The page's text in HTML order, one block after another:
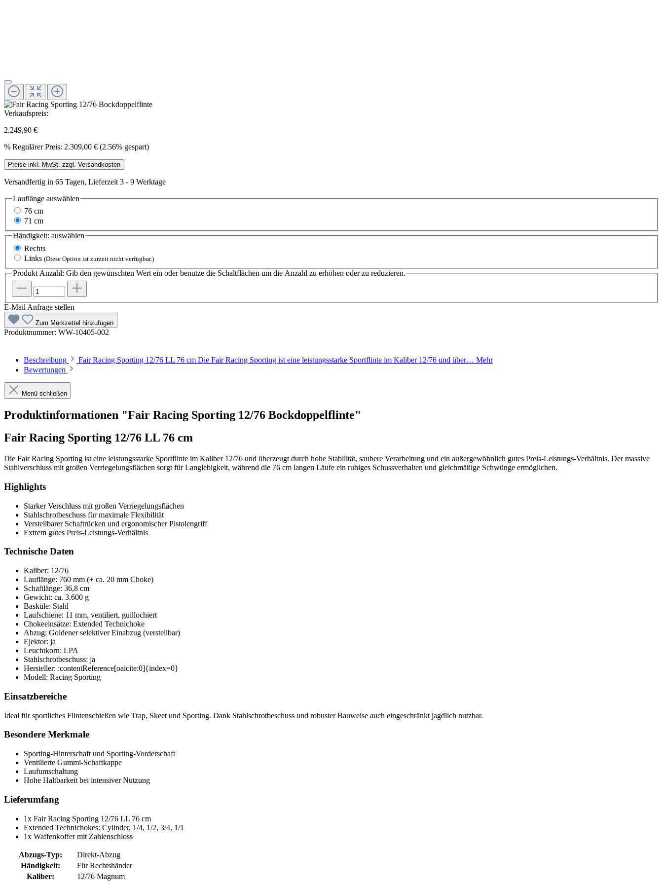
Verkaufspreis:
2.249,90 €
% Regulärer Preis: 2.309,00 € (2.56% gespart)
Preise inkl. MwSt. zzgl. Versandkosten
Versandfertig in 65 Tagen, Lieferzeit 3 - 9 Werktage
Lauflänge auswählen
76 cm
71 cm
Händigkeit: auswählen
Rechts
Links (Diese Option ist zurzeit nicht verfügbar.)
Produkt Anzahl: Gib den gewünschten Wert ein oder benutze die Schaltflächen um die Anzahl zu erhöhen oder zu reduzieren.
E-Mail Anfrage stellen
Zum Merkzettel hinzufügen
Produktnummer: WW-10405-002
Beschreibung Fair Racing Sporting 12/76 LL 76 cm Die Fair Racing Sporting ist eine leistungsstarke Sportflinte im Kaliber 12/76 und über… Mehr
Bewertungen
Menü schließen
Produktinformationen "Fair Racing Sporting 12/76 Bockdoppelflinte"
Fair Racing Sporting 12/76 LL 76 cm
Die Fair Racing Sporting ist eine leistungsstarke Sportflinte im Kaliber 12/76 und überzeugt durch hohe Stabilität, saubere Verarbeitung und ein außergewöhnlich gutes Preis-Leistungs-Verhältnis. Der massive
Stahlverschluss mit großen Verriegelungsflächen sorgt für Langlebigkeit, während die 76 cm langen Läufe ein ruhiges Schussverhalten und gleichmäßige Schwünge ermöglichen.
Highlights
Starker Verschluss mit großen Verriegelungsflächen
Stahlschrotbeschuss für maximale Flexibilität
Verstellbarer Schaftrücken und ergonomischer Pistolengriff
Extrem gutes Preis-Leistungs-Verhältnis
Technische Daten
Kaliber: 12/76
Lauflänge: 760 mm (+ ca. 20 mm Choke)
Schaftlänge: 36,8 cm
Gewicht: ca. 3.600 g
Basküle: Stahl
Laufschiene: 11 mm, ventiliert, guillochiert
Chokeeinsätze: Extended Technichoke
Abzug: Goldener selektiver Einabzug (verstellbar)
Ejektor: ja
Leuchtkorn: LPA
Stahlschrotbeschuss: ja
Hersteller: :contentReference[oaicite:0]{index=0}
Modell: Racing Sporting
Einsatzbereiche
Ideal für sportliches Flintenschießen wie Trap, Skeet und Sporting. Dank Stahlschrotbeschuss und robuster Bauweise auch eingeschränkt jagdlich nutzbar.
Besondere Merkmale
Sporting-Hinterschaft und Sporting-Vorderschaft
Ventilierte Gummi-Schaftkappe
Laufumschaltung
Hohe Haltbarkeit bei intensiver Nutzung
Lieferumfang
1x Fair Racing Sporting 12/76 LL 76 cm
Extended Technichokes: Cylinder, 1/4, 1/2, 3/4, 1/1
1x Waffenkoffer mit Zahlenschloss
Abzugs-Typ:
Direkt-Abzug
Händigkeit:
Für Rechtshänder
Kaliber:
12/76 Magnum